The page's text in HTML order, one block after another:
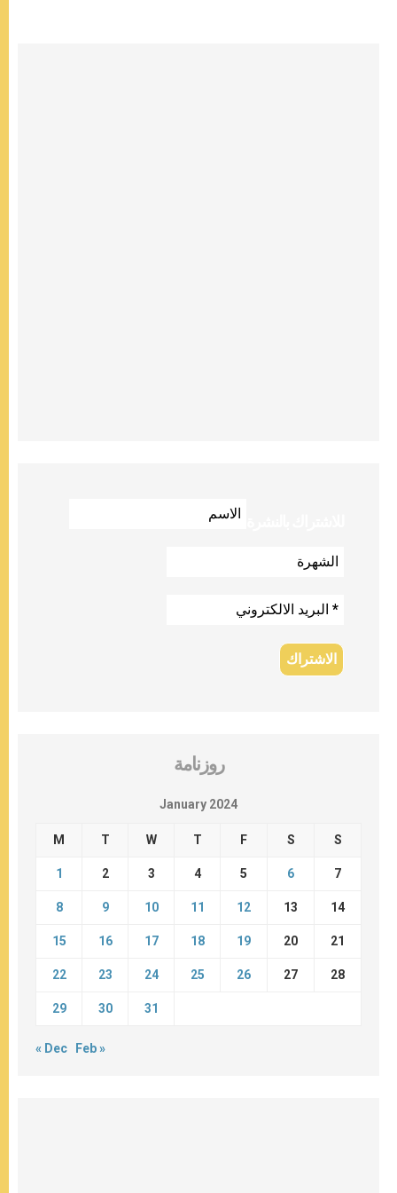
روزنامة
January 2024
M T W T F S S
1 2 3 4 5 6 7
8 9 10 11 12 13 14
15 16 17 18 19 20 21
22 23 24 25 26 27 28
29 30 31
« Dec Feb »